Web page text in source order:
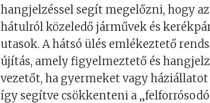
hangjelzéssel segít megelőzni, hogy
hátulról közeledő járművek és
utasok. A hátsó ülés emlékeztető
újítás, amely figyelmeztető és
vezetőt, ha gyermeket vagy
így segítve csökkenteni a